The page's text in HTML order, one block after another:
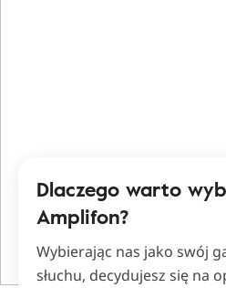
Dlaczego warto
Amplifon?
Wybierając nas jako swój
słuchu, decydujesz się na